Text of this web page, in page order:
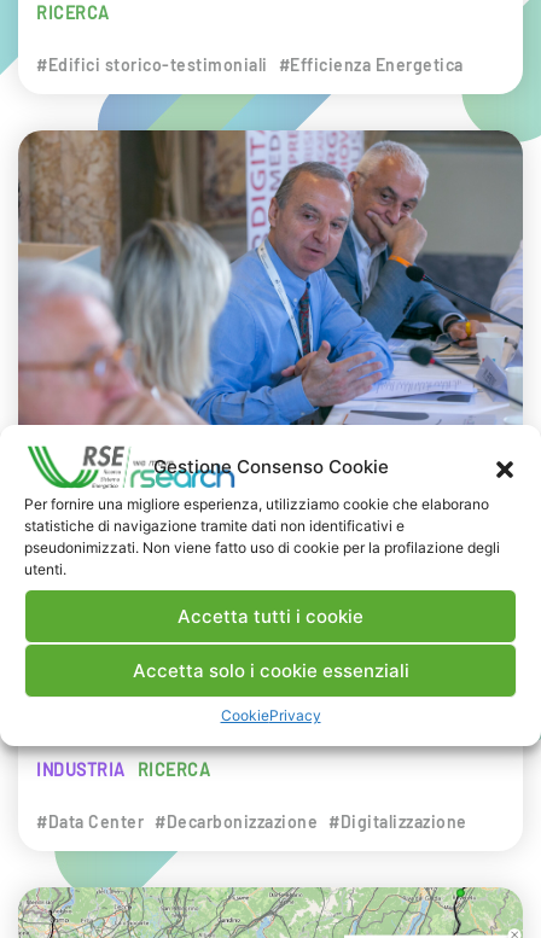
Gestione Consenso Cookie
Per fornire una migliore esperienza, utilizziamo cookie che elaborano
statistiche di navigazione tramite dati non identificativi e
pseudonimizzati. Non viene fatto uso di cookie per la profilazione degli
utenti.
Accetta tutti i cookie
Accetta solo i cookie essenziali
CookiePrivacy
RICERCA
#Edifici storico-testimoniali #Efficienza Energetica
NEWS
29 LUGLIO 2026
Presentazione del Rapporto Innov-E
RSE è intervenuta sul tema dell’innovazione
energetica nell’ambito del convegno targato I-
INDUSTRIA RICERCA
#Data Center #Decarbonizzazione #Digitalizzazione